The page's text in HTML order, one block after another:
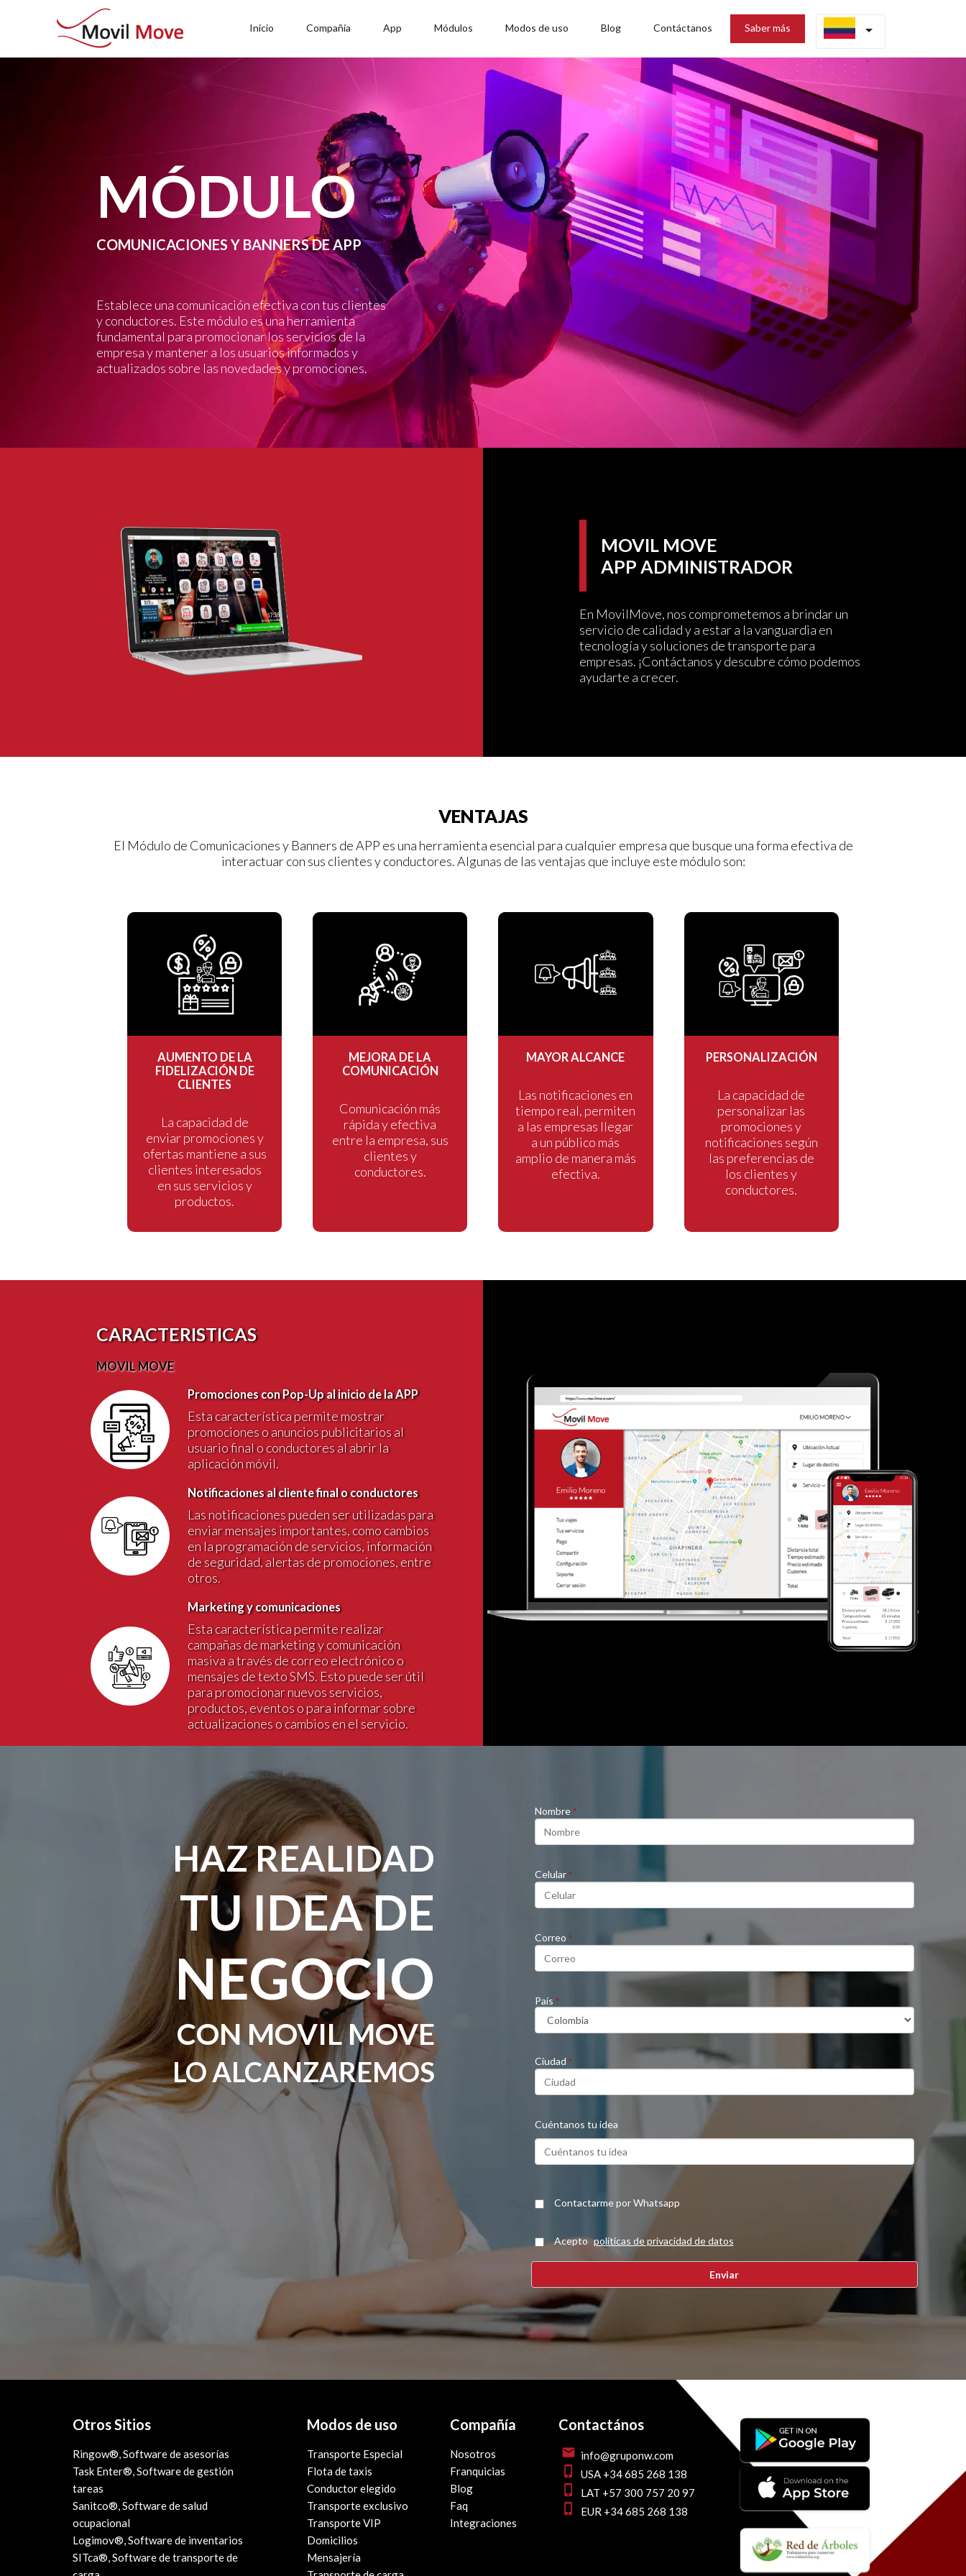
Inicio Compañía App Módulos Modos de uso Blog Contáctanos Saber más arrow_drop_down
MÓDULO
COMUNICACIONES Y BANNERS DE APP
Establece una comunicación efectiva con tus clientes
y conductores. Este módulo es una herramienta
fundamental para promocionar los servicios de la
empresa y mantener a los usuarios informados y
actualizados sobre las novedades y promociones.
MOVIL MOVE
APP ADMINISTRADOR
En MovilMove, nos comprometemos a brindar un
servicio de calidad y a estar a la vanguardia en
tecnología y soluciones de transporte para
empresas. ¡Contáctanos y descubre cómo podemos
ayudarte a crecer.
VENTAJAS
El Módulo de Comunicaciones y Banners de APP es una herramienta esencial para cualquier empresa que busque una forma efectiva de
interactuar con sus clientes y conductores. Algunas de las ventajas que incluye este módulo son:
AUMENTO DE LA
FIDELIZACIÓN DE
CLIENTES
La capacidad de
enviar promociones y
ofertas mantiene a sus
clientes interesados
en sus servicios y
productos.
MEJORA DE LA
COMUNICACIÓN
Comunicación más
rápida y efectiva
entre la empresa, sus
clientes y
conductores.
MAYOR ALCANCE
Las notificaciones en
tiempo real, permiten
a las empresas llegar
a un público más
amplio de manera más
efectiva.
PERSONALIZACIÓN
La capacidad de
personalizar las
promociones y
notificaciones según
las preferencias de
los clientes y
conductores.
CARACTERISTICAS
MOVIL MOVE
Promociones con Pop-Up al inicio de la APP
Esta característica permite mostrar
promociones o anuncios publicitarios al
usuario final o conductores al abrir la
aplicación móvil.
Notificaciones al cliente final o conductores
Las notificaciones pueden ser utilizadas para
enviar mensajes importantes, como cambios
en la programación de servicios, información
de seguridad, alertas de promociones, entre
otros.
Marketing y comunicaciones
Esta característica permite realizar
campañas de marketing y comunicación
masiva a través de correo electrónico o
mensajes de texto SMS. Esto puede ser útil
para promocionar nuevos servicios,
productos, eventos o para informar sobre
actualizaciones o cambios en el servicio.
HAZ REALIDAD
TU IDEA DE
NEGOCIO
CON MOVIL MOVE
LO ALCANZAREMOS
Nombre*
Celular*
Correo*
País*
Ciudad*
Cuéntanos tu idea
Contactarme por Whatsapp
Acepto políticas de privacidad de datos
Contactános
mail info@gruponw.com
phone_iphone USA +34 685 268 138
phone_iphone LAT +57 300 757 20 97
phone_iphone EUR +34 685 268 138
Compañía
Nosotros
Franquicias
Blog
Faq
Integraciones
Modos de uso
Transporte Especial
Flota de taxis
Conductor elegido
Transporte exclusivo
Transporte VIP
Domicilios
Mensajería
Otros Sitios
Ringow®, Software de asesorías
Task Enter®, Software de gestión
tareas
Sanitco®, Software de salud
ocupacional
Logimov®, Software de inventarios
SITca®, Software de transporte de